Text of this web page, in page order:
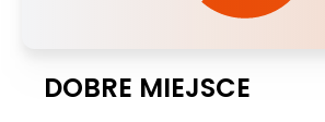
DOBRE MIEJSCE